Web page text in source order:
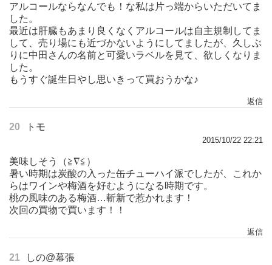
アルコールならなんでも！な私は片っ端からいただいてま
した。
最近は肝臓もあまり良くなくアルコールは自主規制してま
して、売り場にも近づかないようにしてましたが、久しぶ
りに中田さんの名前と可愛いラベルを見て、欲しくなりま
した。
もうすぐ誕生日やし思いきって買おうかな♪
返信
20 トモ
2015/10/22 22:21
美味しそう（≧∇≦）
暑い時期は炭酸の入った缶チューハイ派でしたが、これか
らはワインや梅酒を好むようになる時期です。
桃の風味のある梅酒…斬新で惹かれます！
次回の買物で買います！！
返信
21 しの@幕張